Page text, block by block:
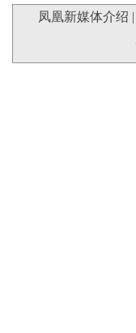
凤凰新媒体介绍 |